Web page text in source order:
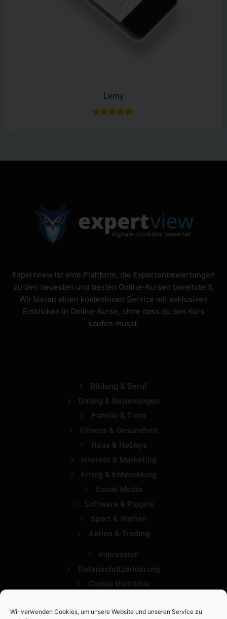
Wir verwenden Cookies, um unsere Website und unseren Service zu
Lerny
Expertview ist eine Plattform, die Expertenbewertungen
zu den neuesten und besten Online-Kursen bereitstellt.
Wir bieten einen kostenlosen Service mit exklusiven
Einblicken in Online-Kurse, ohne dass du den Kurs
kaufen musst.
Bildung & Beruf
Dating & Beziehungen
Familie & Tiere
Fitness & Gesundheit
Haus & Hobbys
Internet & Marketing
Erfolg & Entwicklung
Social Media
Software & Plugins
Sport & Wetten
Aktien & Trading
Impressum
Datenschutzerklärung
Cookie Richtlinie